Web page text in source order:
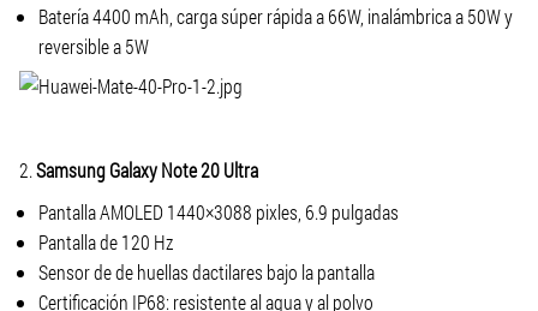
Batería 4400 mAh, carga súper rápida a 66W, inalámbrica a 50W y
reversible a 5W
2.Samsung Galaxy Note 20 Ultra
Pantalla AMOLED 1440×3088 pixles, 6.9 pulgadas
Pantalla de 120 Hz
Sensor de de huellas dactilares bajo la pantalla
Certificación IP68: resistente al agua y al polvo